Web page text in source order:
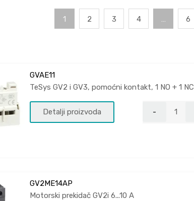
1 2 3 4 6
GVAE11
TeSys GV2 i GV3, pomoćni kontakt, 1 NO + 1 NC
Detalji proizvoda
GV2ME14AP
Motorski prekidač GV2i 6...10 A